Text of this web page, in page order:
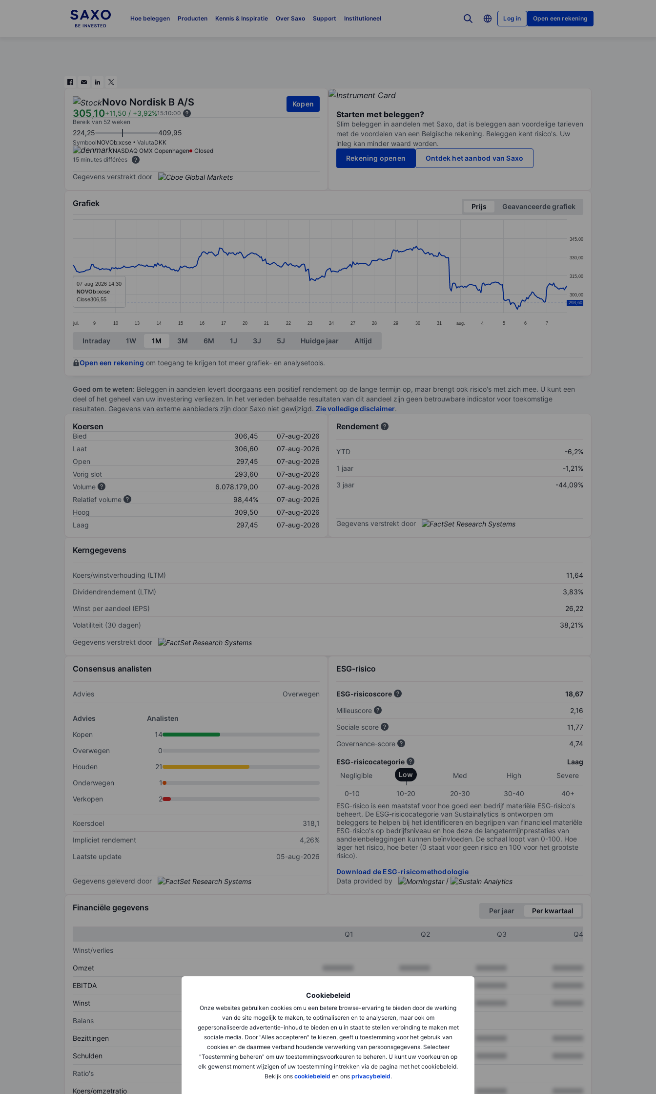
Hoe beleggen Producten Kennis & Inspiratie Over Saxo Support Institutioneel Log in Open een rekening
Cookiebeleid
Onze websites gebruiken cookies om u een betere browse-ervaring te bieden door de werking
van de site mogelijk te maken, te optimaliseren en te analyseren, maar ook om
gepersonaliseerde advertentie-inhoud te bieden en u in staat te stellen verbinding te maken met
sociale media. Door "Alles accepteren" te kiezen, geeft u toestemming voor het gebruik van
cookies en de daarmee verband houdende verwerking van persoonsgegevens. Selecteer
"Toestemming beheren" om uw toestemmingsvoorkeuren te beheren. U kunt uw voorkeuren op
elk gewenst moment wijzigen of uw toestemming intrekken via de pagina met het cookiebeleid.
Bekijk ons cookiebeleid en ons privacybeleid.
Novo Nordisk B A/S
305,10+11,50 / +3,92%15:10:00
Kopen
Bereik van 52 weken
224,25 409,95
SymboolNOVOb:xcse ValutaDKK
NASDAQ OMX Copenhagen
Closed
15 minutes différées
Gegevens verstrekt door
Starten met beleggen?
Slim beleggen in aandelen met Saxo, dat is beleggen aan voordelige tarieven
met de voordelen van een Belgische rekening. Beleggen kent risico's. Uw
inleg kan minder waard worden.
Rekening openen
Ontdek het aanbod van Saxo
Grafiek Prijs
Geavanceerde grafiek
The chart has 1 X axis displaying categories.
The chart has 1 Y axis displaying values. Data ranges from 287.7 to 338.6.
jul. 9 10 13 14 15 16 17 20 21 22 23 24 27 28 29 30 31 aug. 4 5 6 7
300,00
315,00
330,00
345,00
293,60
07-aug-2026 14:30
NOVOb:xcse
Close306,55
End of interactive chart.
Intraday 1W 1M 3M 6M 1J 3J 5J Huidge jaar Altijd
Open een rekening om toegang te krijgen tot meer grafiek- en analysetools.
Goed om te weten: Beleggen in aandelen levert doorgaans een positief rendement op de lange termijn op, maar brengt ook risico's met zich mee. U kunt een
deel of het geheel van uw investering verliezen. In het verleden behaalde resultaten van dit aandeel zijn geen betrouwbare indicator voor toekomstige
resultaten. Gegevens van externe aanbieders zijn door Saxo niet gewijzigd. Zie volledige disclaimer.
Koersen
Bied 306,45
07-aug-2026
Laat
306,60
07-aug-2026
Open
297,45
07-aug-2026
Vorig slot
293,60
07-aug-2026
Volume
6.078.179,00
07-aug-2026
Relatief volume
98,44%
07-aug-2026
Hoog
309,50
07-aug-2026
Laag
297,45 07-aug-2026
Rendement
YTD
-6,2%
1 jaar
-1,21%
3 jaar
-44,09%
Gegevens verstrekt door
Kerngegevens
Koers/winstverhouding (LTM)
11,64
Dividendrendement (LTM)
3,83%
Winst per aandeel (EPS)
26,22
Volatiliteit (30 dagen)
38,21%
Gegevens verstrekt door
Consensus analisten
Advies Overwegen
Advies
Analisten
Kopen
14
Overwegen
0
Houden
21
Onderwegen
1
Verkopen
2
Koersdoel
318,1
Impliciet rendement
4,26%
Laatste update
05-aug-2026
Gegevens geleverd door
ESG-risico
ESG-risicoscore
18,67
Milieuscore
2,16
Sociale score
11,77
Governance-score
4,74
ESG-risicocategorie
Laag
Negligible
Low Med High Severe
0-10 10-20 20-30 30-40
40+
ESG-risico is een maatstaf voor hoe goed een bedrijf materiële ESG-risico's
beheert. De ESG-risicocategorie van Sustainalytics is ontworpen om
beleggers te helpen bij het identificeren en begrijpen van financieel materiële
ESG-risico's op bedrijfsniveau en hoe deze de langetermijnprestaties van
aandelenbeleggingen kunnen beïnvloeden. De schaal loopt van 0-100. Hoe
lager het risico, hoe beter (0 staat voor geen risico en 100 voor het grootste
risico).
Download de ESG-risicomethodologie
Data provided by
/
Financiële gegevens Per jaar Per kwartaal
Q1 Q2 Q3
Q4
Winst/verlies
Omzet
EBITDA
Winst
Balans
Bezittingen XXXXXXX XXXXXXX
Schulden XXXXXXX XXXXXXX
Ratio's
Koers/omzetratio